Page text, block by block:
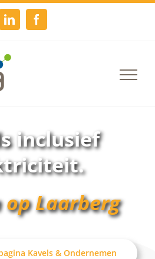
LinkedInFacebook
inclusief
Laarberg
Kavels & Ondernemen